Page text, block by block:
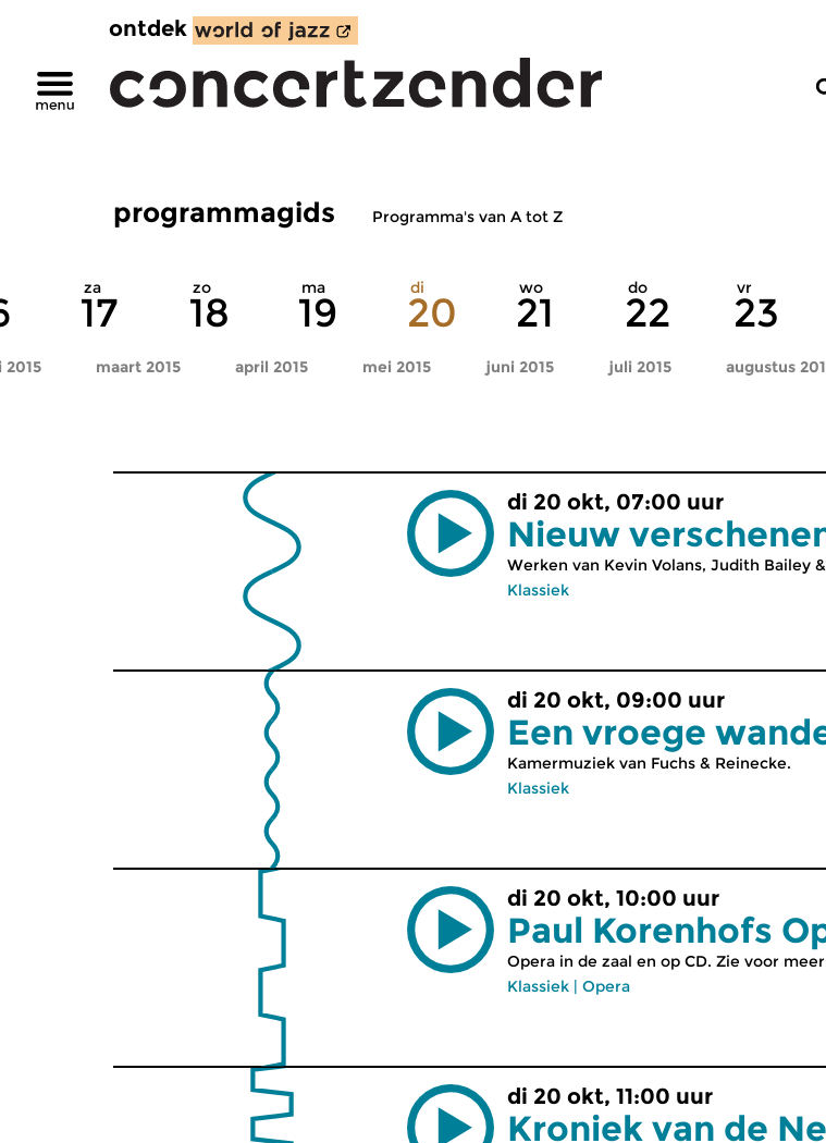
ontdek
programmagids Programma's van A tot Z
za
17
zo
18
ma
19
di
20
wo
21
do
22
vr
23
maart 2015 april 2015 mei 2015 juni 2015 juli 2015 augustus
di 20 okt, 07:00 uur
Nieuw
Werken van Kevin Volans, Judith Bailey
Klassiek
di 20 okt, 09:00 uur
Een vroege
Kamermuziek van Fuchs & Reinecke.
Klassiek
di 20 okt, 10:00 uur
Paul Korenhofs
Opera in de zaal en op CD. Zie voor
Klassiek | Opera
di 20 okt, 11:00 uur
Kroniek van de